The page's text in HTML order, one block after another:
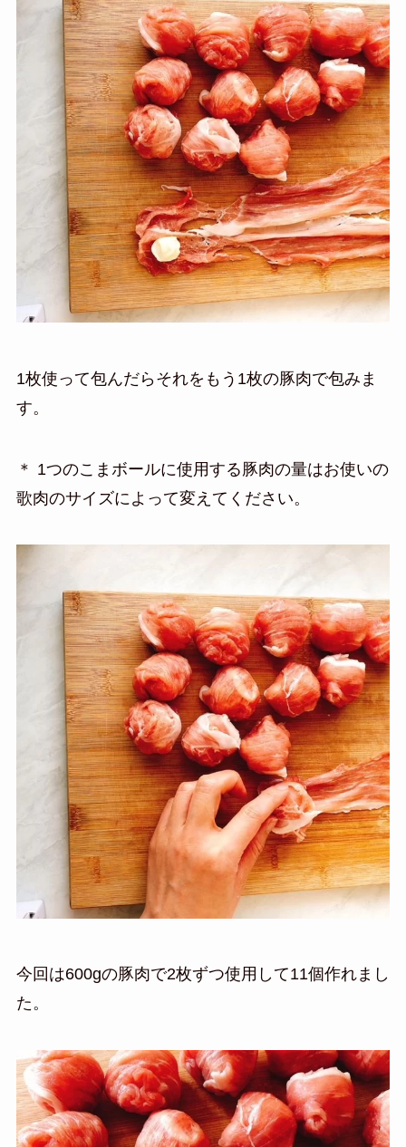
1枚使って包んだらそれをもう1枚の豚肉で包みま
す。
＊ 1つのこまボールに使用する豚肉の量はお使いの
歌肉のサイズによって変えてください。
今回は600gの豚肉で2枚ずつ使用して11個作れまし
た。